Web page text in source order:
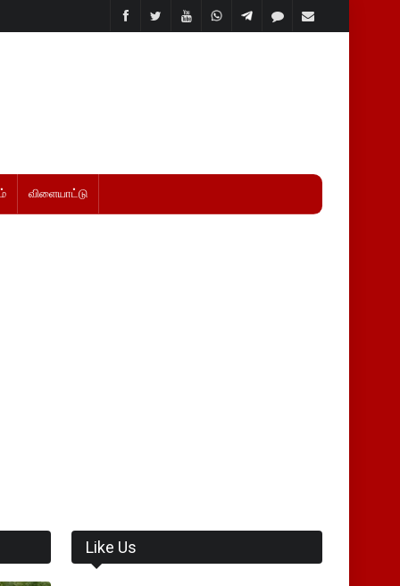
விளையாட்டு
Like Us